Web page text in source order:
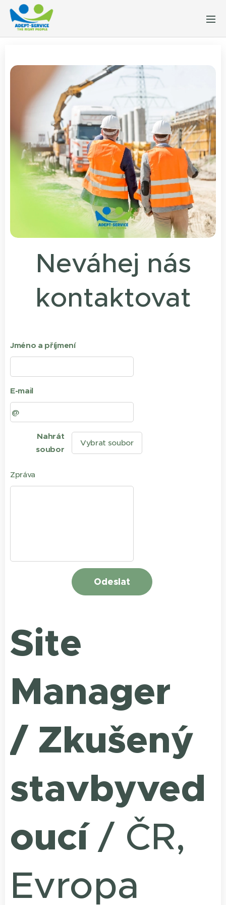
Neváhej nás
kontaktovat
Jméno a příjmení
E-mail
Nahrát
soubor
Vybrat soubor
Zpráva
Odeslat
Site
Manager
/ Zkušený
stavbyved
oucí/ ČR,
Evropa